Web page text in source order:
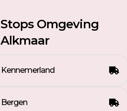
Stops Omgeving
Alkmaar
Kennemerland
Bergen